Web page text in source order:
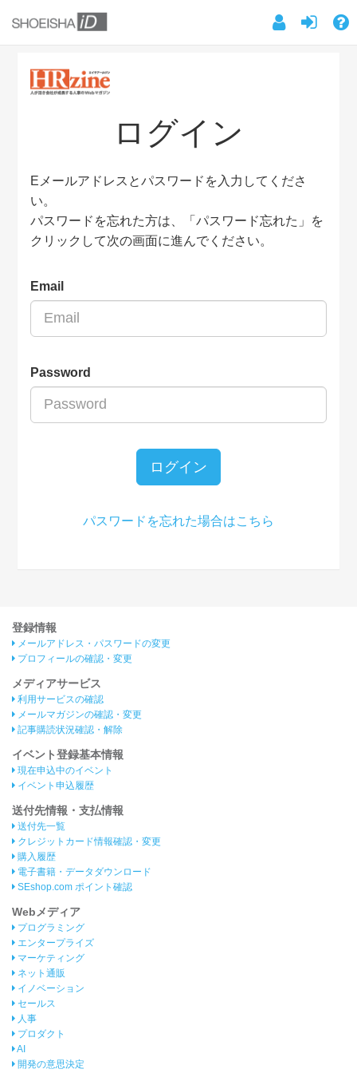
ログイン
Eメールアドレスとパスワードを入力してくださ
い。
パスワードを忘れた方は、「パスワード忘れた」を
クリックして次の画面に進んでください。
Email
Password
ログイン
パスワードを忘れた場合はこちら
登録情報
メールアドレス・パスワードの変更
プロフィールの確認・変更
メディアサービス
利用サービスの確認
メールマガジンの確認・変更
記事購読状況確認・解除
イベント登録基本情報
現在申込中のイベント
イベント申込履歴
送付先情報・支払情報
送付先一覧
クレジットカード情報確認・変更
購入履歴
電子書籍・データダウンロード
SEshop.com ポイント確認
Webメディア
プログラミング
エンタープライズ
マーケティング
ネット通販
イノベーション
セールス
人事
プロダクト
AI
開発の意思決定